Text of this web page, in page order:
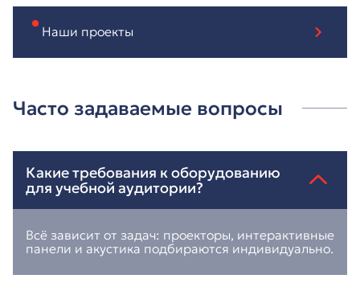
Наши проекты
Часто задаваемые вопросы
Какие требования к оборудованию
для учебной аудитории?
Всё зависит от задач: проекторы, интерактивные
панели и акустика подбираются индивидуально.